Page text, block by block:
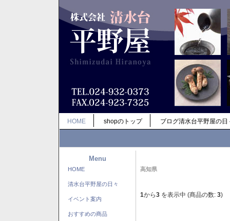
HOME shopのトップ ブログ清水台平野屋の日
Menu
HOME
清水台平野屋の日々
イベント案内
おすすめの商品
高知県
1から3 を表示中 (商品の数: 3)